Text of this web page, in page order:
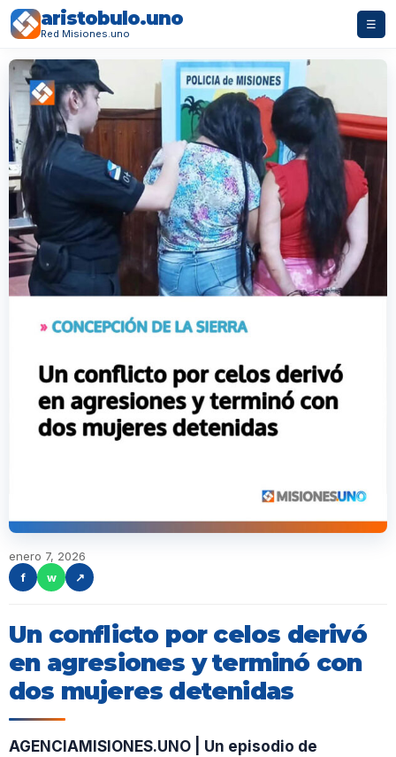
aristobulo.uno
Red Misiones.uno
☰
enero 7, 2026
f
w ↗
Un conflicto por celos derivó
en agresiones y terminó con
dos mujeres detenidas
AGENCIAMISIONES.UNO | Un episodio de